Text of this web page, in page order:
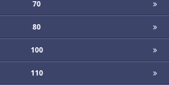
70
80
100
110